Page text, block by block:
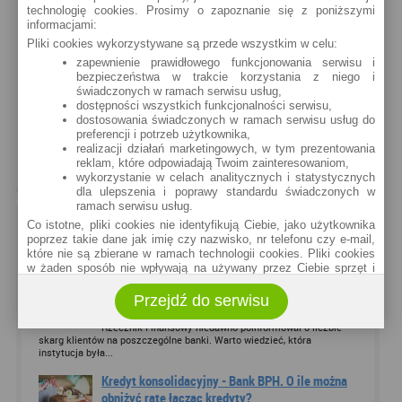
stopę opropcentowania konta, tomogła by być
wyższa.. Dostęp internetowy: Bardzo dobry, przejrzysty
i łatwy. Ponadto bogata oferta lokat internetowych
dlaposiadaczy konta Sezam. Obsługa klienta w
placówce: Pani miłe, tylko nie majązupełnie
znajomości technicznej strony prowadzeniea konta
przez internet. Wysokość opłat i prowizji: Prowizja za
prowadzenie konta Sezam Srebrny wysoka, trudnomi
ocenićczy współmierna do zysków....
POLECANE ARTYKUŁY
Najnowsze
Najczęściej komentowane
Ranking banków, na które klienci skarżą się
najczęściej
Rzecznik Finansowy niedawno poinformował o liczbie
skarg klientów na poszczególne banki. Warto wiedzieć, która
instytucja była...
Kredyt konsolidacyjny - Bank BPH. O ile można
obniżyć ratę łącząc kredyty?
technologię cookies. Prosimy o zapoznanie się z poniższymi
informacjami:
Pliki cookies wykorzystywane są przede wszystkim w celu:
zapewnienie prawidłowego funkcjonowania serwisu i
bezpieczeństwa w trakcie korzystania z niego i
świadczonych w ramach serwisu usług,
dostępności wszystkich funkcjonalności serwisu,
dostosowania świadczonych w ramach serwisu usług do
preferencji i potrzeb użytkownika,
realizacji działań marketingowych, w tym prezentowania
reklam, które odpowiadają Twoim zainteresowaniom,
wykorzystanie w celach analitycznych i statystycznych
dla ulepszenia i poprawy standardu świadczonych w
ramach serwisu usług.
Co istotne, pliki cookies nie identyfikują Ciebie, jako użytkownika
poprzez takie dane jak imię czy nazwisko, nr telefonu czy e-mail,
które nie są zbierane w ramach technologii cookies. Pliki cookies
w żaden sposób nie wpływają na używany przez Ciebie sprzęt i
Zakres wykorzystywania plików cookies możliwy jest do
określenia w ustawieniach przeglądarki każdego użytkownika. Bez
wprowadzenia zmian ustawień, informacje w plikach cookies mogą
być zapisywane w pamięci Twojego urządzenia.
Administratorem danych pozyskiwanych w technologii cookies jest
spółka Rankomat.pl Sp. z o.o. (dawniej: Rankomat Sp. z o. o. Sp.
k.) z siedzibą w Warszawie, ul. Wolska 88, 01 - 141 Warszawa.
Przejdź do serwisu